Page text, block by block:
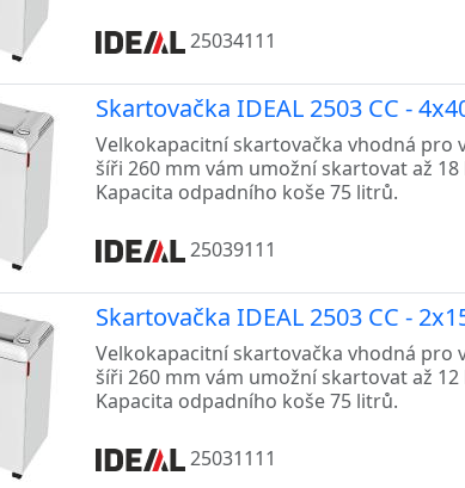
4001
4002
4003
25034111
Skartovačka IDEAL 2503 CC -
Velkokapacitní skartovačka vhodná pro
šíři 260 mm vám umožní skartovat až
Kapacita odpadního koše 75 litrů.
25039111
Skartovačka IDEAL 2503 CC -
Velkokapacitní skartovačka vhodná pro
šíři 260 mm vám umožní skartovat až
Kapacita odpadního koše 75 litrů.
25031111